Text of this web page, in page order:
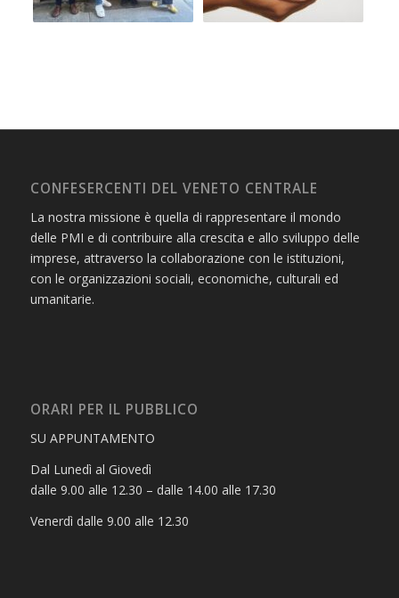
CONFESERCENTI DEL VENETO CENTRALE
La nostra missione è quella di rappresentare il mondo
delle PMI e di contribuire alla crescita e allo sviluppo delle
imprese, attraverso la collaborazione con le istituzioni,
con le organizzazioni sociali, economiche, culturali ed
umanitarie.
ORARI PER IL PUBBLICO
SU APPUNTAMENTO
Dal Lunedì al Giovedì
dalle 9.00 alle 12.30 – dalle 14.00 alle 17.30
Venerdì dalle 9.00 alle 12.30